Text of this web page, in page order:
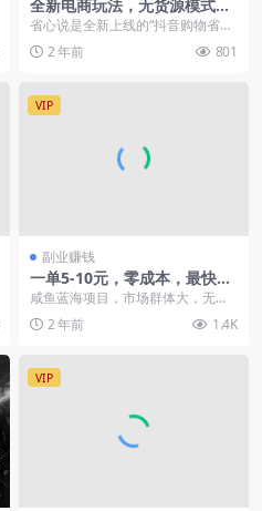
全新电商玩法，无货源模式，
人人均可做电商！日入1000+
省心说是全新上线的“抖音购物省钱
平台”，为抖客提供丰富多样的抖音
商家的爆款商品，
2 年前 801
VIP
副业赚钱
一单5-10元，零成本，最快当
天即可出单
咸鱼蓝海项目，市场群体大，无技
术含量，只需上传即可，一单5-10
元，无任何成本，...
2 年前 1.4K
VIP